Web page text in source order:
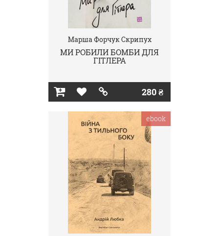
Марша Форчук Скрипух
МИ РОБИЛИ БОМБИ ДЛЯ
ГІТЛЕРА
280 ₴
ebook